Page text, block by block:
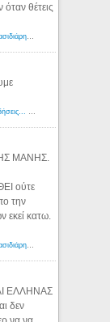
θέτεις
Αμερικανοί ρατσιστές αναρωτιούνται αν ο Ηλίας Κασιδιάρης ανήκει στη λευκή φυλή... - Λόγιος Ερμής
Ένα βιβλίο που πολεμήθηκε γιατί ξυπνούσε συνειδήσεις... - Λόγιος Ερμής | Η γνώση ξεκινάει με την αναζήτηση...
ΜΑΝΗΣ.
ούτε
την
εκεί κατω.
Αμερικανοί ρατσιστές αναρωτιούνται αν ο Ηλίας Κασιδιάρης ανήκει στη λευκή φυλή... - Λόγιος Ερμής
ΕΛΛΗΝΑΣ
δεν